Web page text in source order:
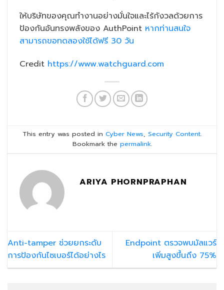
ให้บริษัทของคุณทำงานอย่างมั่นใจและไร้กังวลด้วยการ
ป้องกันอันทรงพลังของ AuthPoint หากท่านสนใจ
สามารถขอทดลองใช้ได้ฟรี 30 วัน
Credit https://www.watchguard.com
This entry was posted in Cyber News, Security Content.
Bookmark the permalink.
ARIYA PHORNPRAPHAN
Anti-tamper ช่วยยกระดับ
การป้องกันไซเบอร์ได้อย่างไร
Endpoint ตรวจพบมัลแวร์
เพิ่มสูงขึ้นถึง 75%